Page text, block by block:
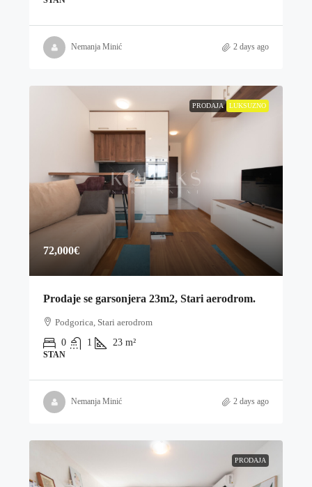
Nemanja Minić 2 days ago
PRODAJA LUKSUZNO
72,000€
Prodaje se garsonjera 23m2, Stari aerodrom.
Podgorica, Stari aerodrom
0
1 23 m²
STAN
Nemanja Minić 2 days ago
PRODAJA